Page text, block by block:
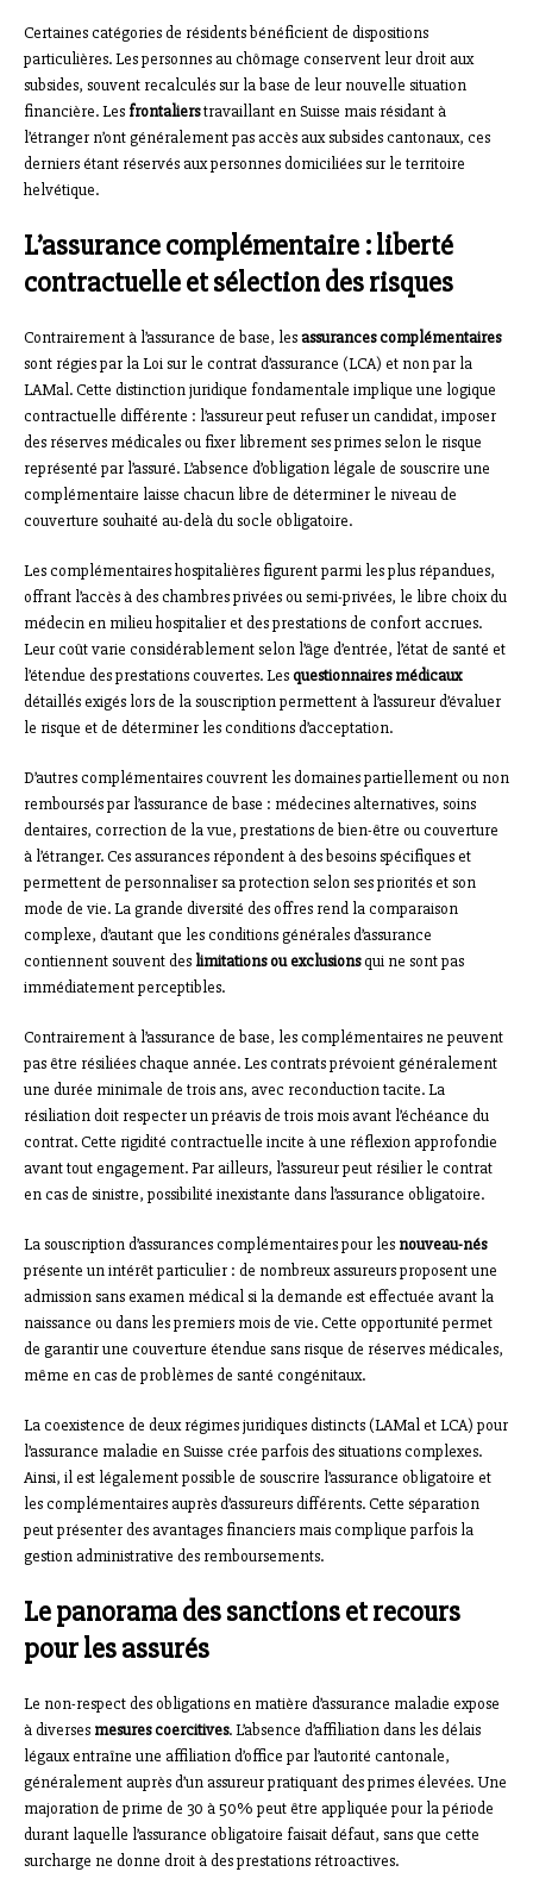
Certaines catégories de résidents bénéficient de dispositions
particulières. Les personnes au chômage conservent leur droit aux
subsides, souvent recalculés sur la base de leur nouvelle situation
financière. Les frontalierstravaillant en Suisse mais résidant à
l’étranger n’ont généralement pas accès aux subsides cantonaux, ces
derniers étant réservés aux personnes domiciliées sur le territoire
helvétique.
L’assurance complémentaire : liberté
contractuelle et sélection des risques
Contrairement à l’assurance de base, lesassurances complémentaires
sont régies par la Loi sur le contrat d’assurance (LCA) et non par la
LAMal. Cette distinction juridique fondamentale implique une logique
contractuelle différente : l’assureur peut refuser un candidat, imposer
des réserves médicales ou fixer librement ses primes selon le risque
représenté par l’assuré. L’absence d’obligation légale de souscrire une
complémentaire laisse chacun libre de déterminer le niveau de
couverture souhaité au-delà du socle obligatoire.
Les complémentaires hospitalières figurent parmi les plus répandues,
offrant l’accès à des chambres privées ou semi-privées, le libre choix du
médecin en milieu hospitalier et des prestations de confort accrues.
Leur coût varie considérablement selon l’âge d’entrée, l’état de santé et
l’étendue des prestations couvertes. Lesquestionnaires médicaux
détaillés exigés lors de la souscription permettent à l’assureur d’évaluer
le risque et de déterminer les conditions d’acceptation.
D’autres complémentaires couvrent les domaines partiellement ou non
remboursés par l’assurance de base : médecines alternatives, soins
dentaires, correction de la vue, prestations de bien-être ou couverture
à l’étranger. Ces assurances répondent à des besoins spécifiques et
permettent de personnaliser sa protection selon ses priorités et son
mode de vie. La grande diversité des offres rend la comparaison
complexe, d’autant que les conditions générales d’assurance
contiennent souvent des limitations ou exclusionsqui ne sont pas
immédiatement perceptibles.
Contrairement à l’assurance de base, les complémentaires ne peuvent
pas être résiliées chaque année. Les contrats prévoient généralement
une durée minimale de trois ans, avec reconduction tacite. La
résiliation doit respecter un préavis de trois mois avant l’échéance du
contrat. Cette rigidité contractuelle incite à une réflexion approfondie
avant tout engagement. Par ailleurs, l’assureur peut résilier le contrat
en cas de sinistre, possibilité inexistante dans l’assurance obligatoire.
La souscription d’assurances complémentaires pour les nouveau-nés
présente un intérêt particulier : de nombreux assureurs proposent une
admission sans examen médical si la demande est effectuée avant la
naissance ou dans les premiers mois de vie. Cette opportunité permet
de garantir une couverture étendue sans risque de réserves médicales,
même en cas de problèmes de santé congénitaux.
La coexistence de deux régimes juridiques distincts (LAMal et LCA) pour
l’assurance maladie en Suisse crée parfois des situations complexes.
Ainsi, il est légalement possible de souscrire l’assurance obligatoire et
les complémentaires auprès d’assureurs différents. Cette séparation
peut présenter des avantages financiers mais complique parfois la
gestion administrative des remboursements.
Le panorama des sanctions et recours
pour les assurés
Le non-respect des obligations en matière d’assurance maladie expose
à diverses mesures coercitives. L’absence d’affiliation dans les délais
légaux entraîne une affiliation d’office par l’autorité cantonale,
généralement auprès d’un assureur pratiquant des primes élevées. Une
majoration de prime de 30 à 50% peut être appliquée pour la période
durant laquelle l’assurance obligatoire faisait défaut, sans que cette
surcharge ne donne droit à des prestations rétroactives.